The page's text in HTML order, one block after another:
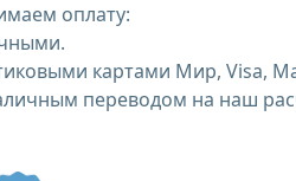
оплату:
картами Мир, Visa,
переводом на наш